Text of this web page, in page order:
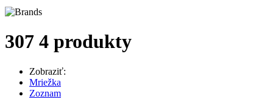
307 4 produkty
Zobraziť:
Mriežka
Zoznam